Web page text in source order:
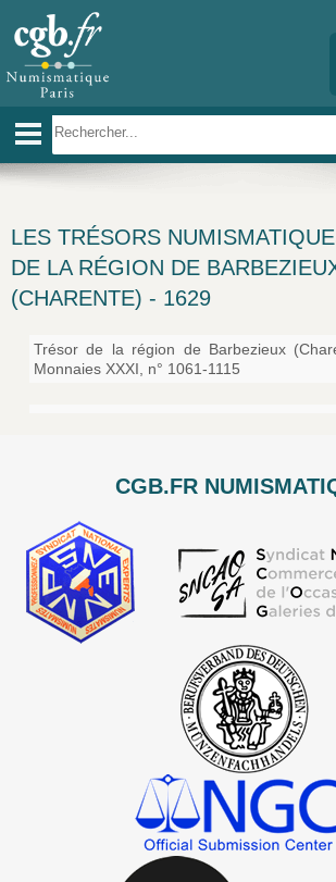
LES TRÉSORS
DE LA RÉGION DE
(CHARENTE) - 1629
Trésor de la région de Barbezieux
Monnaies XXXI, n° 1061-1115
CGB.FR